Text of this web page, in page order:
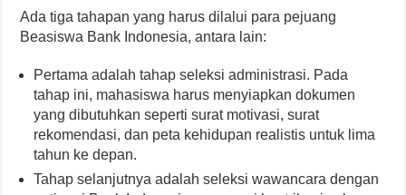
Ada tiga tahapan yang harus dilalui para pejuang
Beasiswa Bank Indonesia, antara lain:
Pertama adalah tahap seleksi administrasi. Pada
tahap ini, mahasiswa harus menyiapkan dokumen
yang dibutuhkan seperti surat motivasi, surat
rekomendasi, dan peta kehidupan realistis untuk lima
tahun ke depan.
Tahap selanjutnya adalah seleksi wawancara dengan